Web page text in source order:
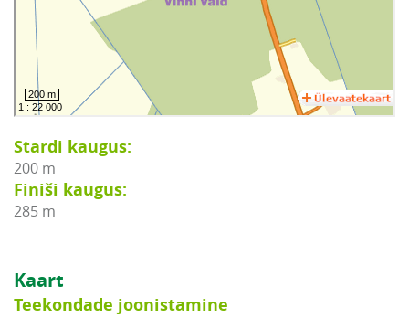
Stardi kaugus:
200 m
Finiši kaugus:
285 m
Kaart
Teekondade joonistamine